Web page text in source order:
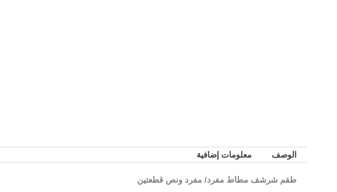
الوصف معلومات إضافية
طقم شرشف مطاط مفرد/ مفرد ونص قطعتين